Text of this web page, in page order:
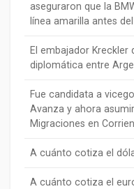
aseguraron que la
línea amarilla antes
El embajador
diplomática entre
Fue candidata a
Avanza y ahora
Migraciones en
A cuánto cotiza el
A cuánto cotiza el